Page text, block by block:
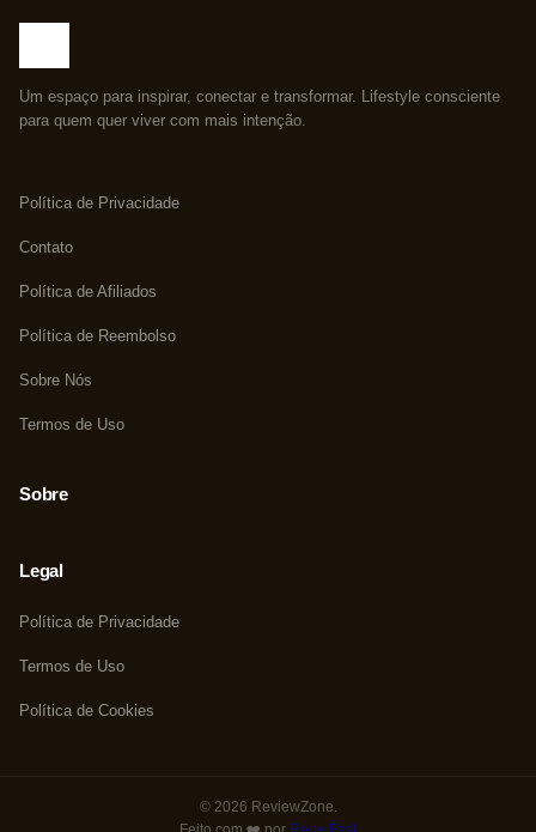
Um espaço para inspirar, conectar e transformar. Lifestyle consciente
para quem quer viver com mais intenção.
Política de Privacidade
Contato
Política de Afiliados
Política de Reembolso
Sobre Nós
Termos de Uso
Sobre
Legal
Política de Privacidade
Termos de Uso
Política de Cookies
© 2026 ReviewZone.